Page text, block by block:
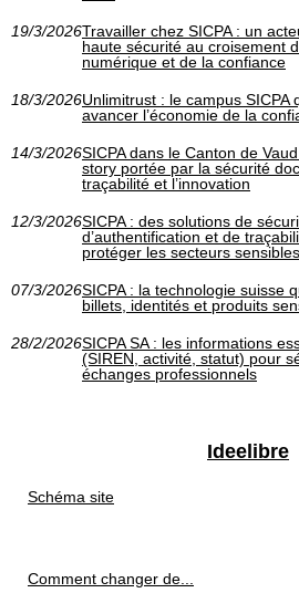
19/3/2026Travailler chez SICPA : un
haute sécurité au croisement
numérique et de la confiance
18/3/2026Unlimitrust : le campus SICPA
avancer l’économie de la
14/3/2026SICPA dans le Canton de
story portée par la sécurité
traçabilité et l’innovation
12/3/2026SICPA : des solutions de
d’authentification et de
protéger les secteurs sensibles
07/3/2026SICPA : la technologie suisse
billets, identités et produits
28/2/2026SICPA SA : les informations
(SIREN, activité, statut) pour
échanges professionnels
Ideelibre
Schéma site
Comment changer de...